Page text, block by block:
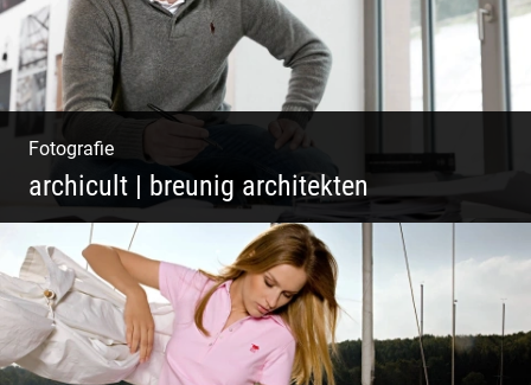
Fotografie
archicult | breunig architekten
Architekten & Bürokatzen | Bauzeichner &
Bauleiter | Mitarbeiter Shooting | Kreative
Köpfe